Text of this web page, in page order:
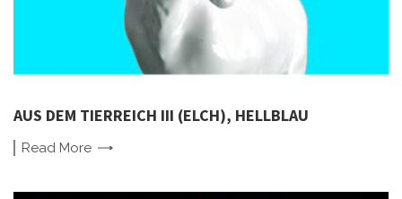
AUS DEM TIERREICH III (ELCH), HELLBLAU
Read More